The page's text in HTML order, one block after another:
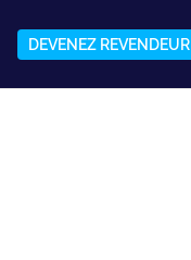
DEVENEZ REVENDEUR